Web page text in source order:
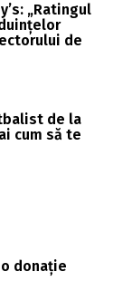
„Ratingul
de
de la
cum să te
donație